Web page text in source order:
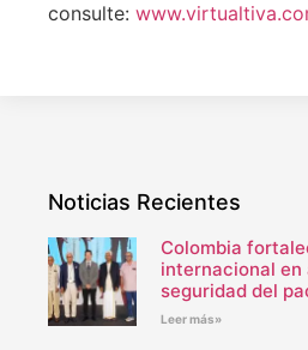
consulte:
Noticias Recientes
Colombia
internacional en
seguridad del
Leer más»